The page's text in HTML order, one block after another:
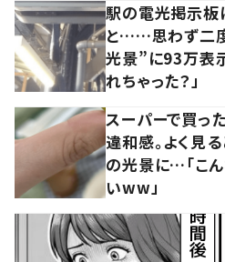
駅の電光掲示板
と……思わず二
光景”に93万表示
れちゃった？」
スーパーで買っ
違和感。よく見
の光景に…「こん
いww」